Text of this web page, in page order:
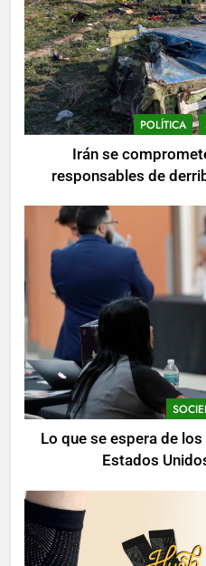
POLÍTICA
Irán se
responsables de
Lo que se espera de
Estados